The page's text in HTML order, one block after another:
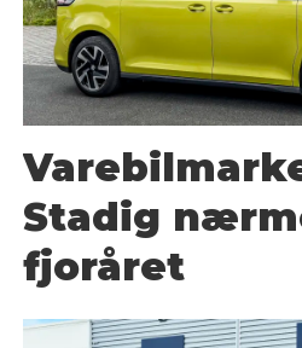
Stadig
fjoråret